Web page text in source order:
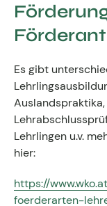
Es gibt
Lehrlingen u.v.
hier:
https://
foerderarten-